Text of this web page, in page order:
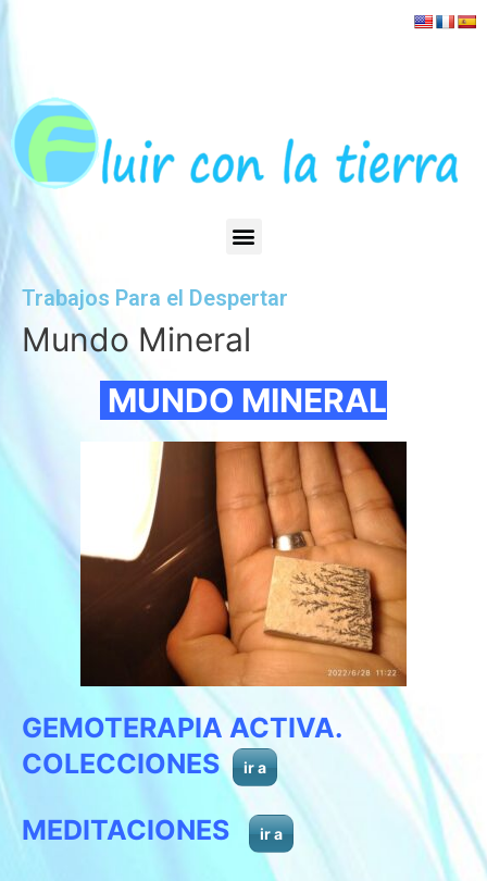
Trabajos Para el Despertar
Mundo Mineral
MUNDO MINERAL
GEMOTERAPIA ACTIVA.
COLECCIONES
ir a
MEDITACIONES ir a